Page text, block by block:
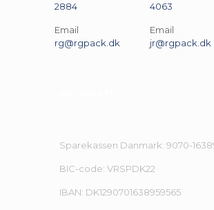
2884
Email
rg@rgpack.dk
4063
Email
jr@rgpack.dk
Sparekassen Danmark: 9070-
BIC-code: VRSPDK22
IBAN: DK1290701638959565